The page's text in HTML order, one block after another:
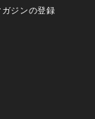
ガジンの登録